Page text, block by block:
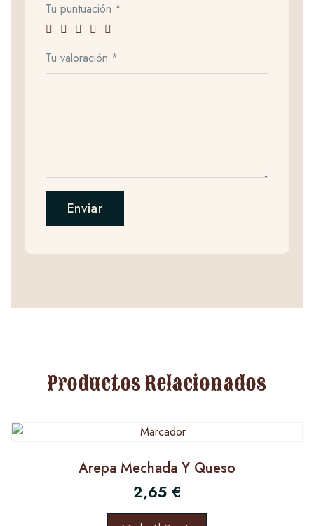
Tu puntuación *
Tu valoración *
Productos Relacionados
Arepa Mechada Y Queso
2,65 €